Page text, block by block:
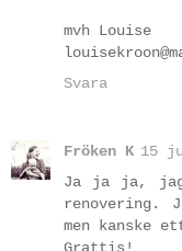
mvh Louise
Svara
Fröken K 15
Ja ja ja,
renovering.
men kanske